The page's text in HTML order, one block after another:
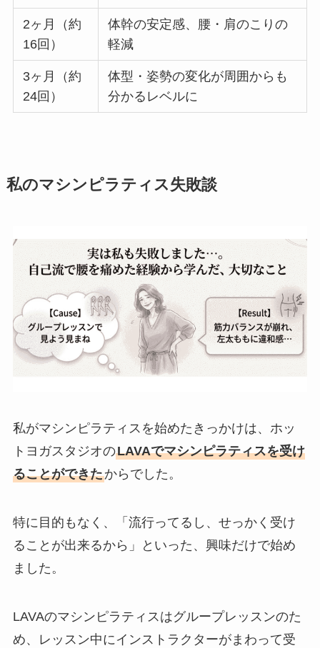
2ヶ月（約
16回）
体幹の安定感、腰・肩のこりの
軽減
3ヶ月（約
24回）
体型・姿勢の変化が周囲からも
分かるレベルに
私のマシンピラティス失敗談
私がマシンピラティスを始めたきっかけは、ホッ
トヨガスタジオのLAVAでマシンピラティスを受け
ることができたからでした。
特に目的もなく、「流行ってるし、せっかく受け
ることが出来るから」といった、興味だけで始め
ました。
LAVAのマシンピラティスはグループレッスンのた
め、レッスン中にインストラクターがまわって受